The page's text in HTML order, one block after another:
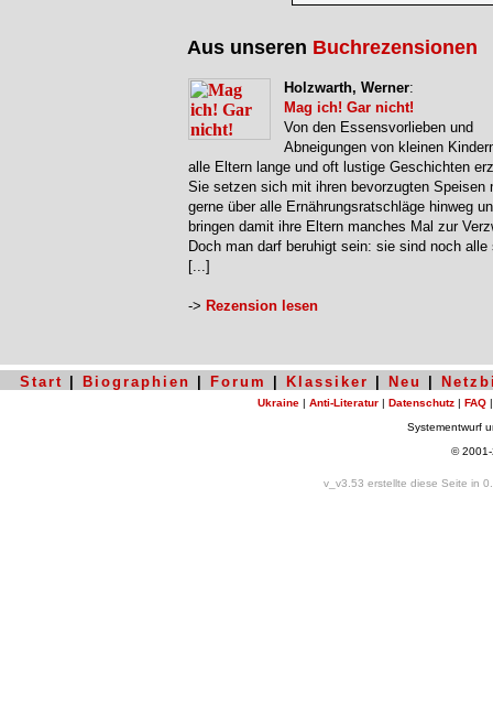
Aus unseren Buchrezensionen
Holzwarth, Werner:
Mag ich! Gar nicht!
Von den Essensvorlieben und
Abneigungen von kleinen
alle Eltern lange und oft lustige Geschichten
Sie setzen sich mit ihren bevorzugten Speisen
gerne über alle Ernährungsratschläge hinweg
bringen damit ihre Eltern manches Mal zur
Doch man darf beruhigt sein: sie sind noch
[...]
-> Rezension lesen
Start Biographien Forum Klassiker Neu
Ukraine | Anti-Literatur | Datenschutz | FAQ
Systementwurf
©
v_v3.53 erstellte diese Seite in